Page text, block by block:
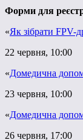
Форми для
«Як зібрати FPV-
22 червня, 10:00
«Домедична
23 червня, 10:00
«Домедична
26 червня, 17:00